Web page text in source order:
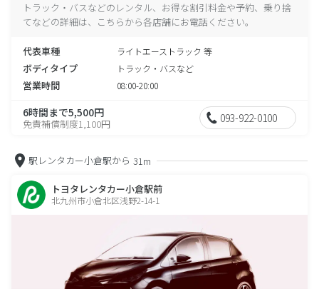
トラック・バスなどのレンタル、お得な割引料金や予約、乗り捨
てなどの詳細は、こちらから各店舗にお電話ください。
代表車種 ライトエーストラック 等
ボディタイプ トラック・バスなど
営業時間 08:00-20:00
6時間まで5,500円
免責補償制度1,100円 093-922-0100
駅レンタカー小倉駅から 31m
トヨタレンタカー小倉駅前
北九州市小倉北区浅野2-14-1